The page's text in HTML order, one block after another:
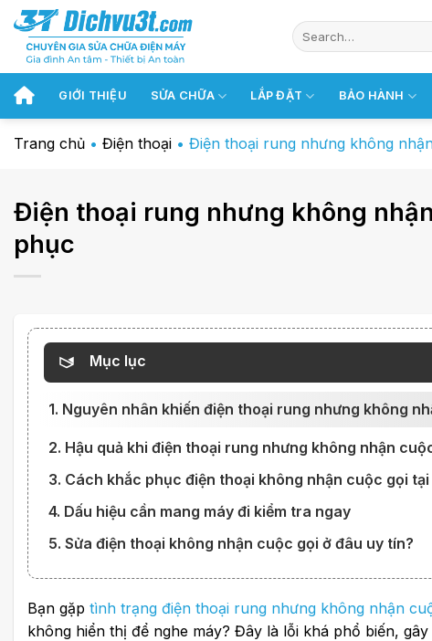
Chuyển
đến
dung
GIỚI THIỆU SỬA CHỮA LẮP ĐẶT BẢO HÀNH
Trang chủ • Điện thoại • Điện thoại rung nhưng không
Điện thoại rung nhưng không
phục
Mục lục
1️. Nguyên nhân khiến điện thoại rung nhưng không
2. Hậu quả khi điện thoại rung nhưng không nhận
3. Cách khắc phục điện thoại không nhận cuộc gọi tại
4. Dấu hiệu cần mang máy đi kiểm tra ngay
5. Sửa điện thoại không nhận cuộc gọi ở đâu uy tín?
Bạn gặp tình trạng điện thoại rung nhưng không nhận
không hiển thị để nghe máy? Đây là lỗi khá phổ biến,